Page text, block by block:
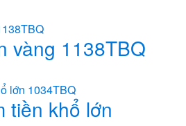
vàng 1138TBQ
tiền khổ lớn